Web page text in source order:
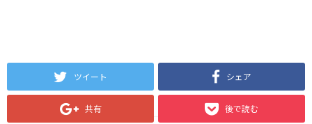
ツイート シェア
共有 後で読む